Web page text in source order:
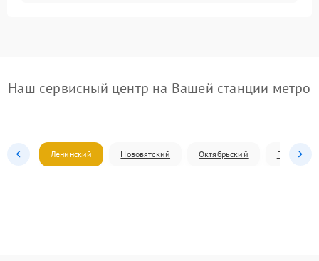
Наш сервисный центр на Вашей станции метро
Ленинский Нововятский Октябрьский